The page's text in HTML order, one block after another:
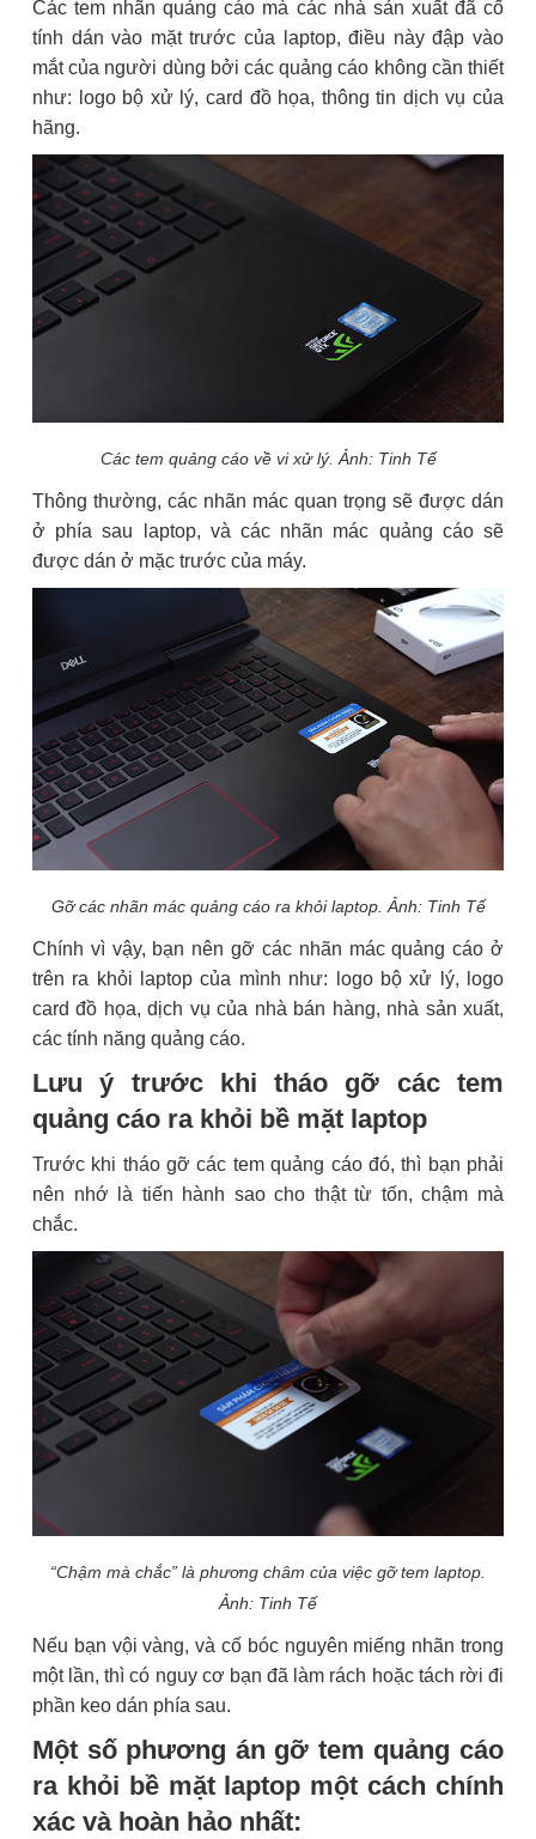
Các tem nhãn quảng cáo mà các nhà sản xuất đã cố
tính dán vào mặt trước của laptop, điều này đập vào
mắt của người dùng bởi các quảng cáo không cần thiết
như: logo bộ xử lý, card đồ họa, thông tin dịch vụ của
hãng.
Các tem quảng cáo về vi xử lý. Ảnh: Tinh Tế
Thông thường, các nhãn mác quan trọng sẽ được dán
ở phía sau laptop, và các nhãn mác quảng cáo sẽ
được dán ở mặc trước của máy.
Gỡ các nhãn mác quảng cáo ra khỏi laptop. Ảnh: Tinh Tế
Chính vì vậy, bạn nên gỡ các nhãn mác quảng cáo ở
trên ra khỏi laptop của mình như: logo bộ xử lý, logo
card đồ họa, dịch vụ của nhà bán hàng, nhà sản xuất,
các tính năng quảng cáo.
Lưu ý trước khi tháo gỡ các tem
quảng cáo ra khỏi bề mặt laptop
Trước khi tháo gỡ các tem quảng cáo đó, thì bạn phải
nên nhớ là tiến hành sao cho thật từ tốn, chậm mà
chắc.
“Chậm mà chắc” là phương châm của việc gỡ tem laptop.
Ảnh: Tinh Tế
Nếu bạn vội vàng, và cố bóc nguyên miếng nhãn trong
một lần, thì có nguy cơ bạn đã làm rách hoặc tách rời đi
phần keo dán phía sau.
Một số phương án gỡ tem quảng cáo
ra khỏi bề mặt laptop một cách chính
xác và hoàn hảo nhất: